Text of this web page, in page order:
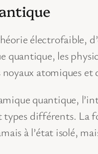
électrofaible,
quantique, les
atomiques et
quantique,
différents. La
à l’état isolé,